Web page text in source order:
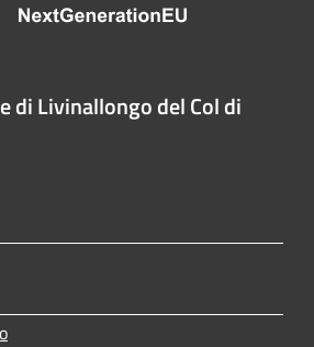
di Livinallongo del Col di